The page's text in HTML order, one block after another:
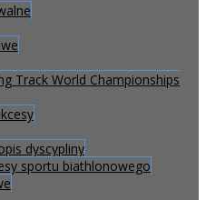
Track World Championships
dyscypliny
sportu biathlonowego